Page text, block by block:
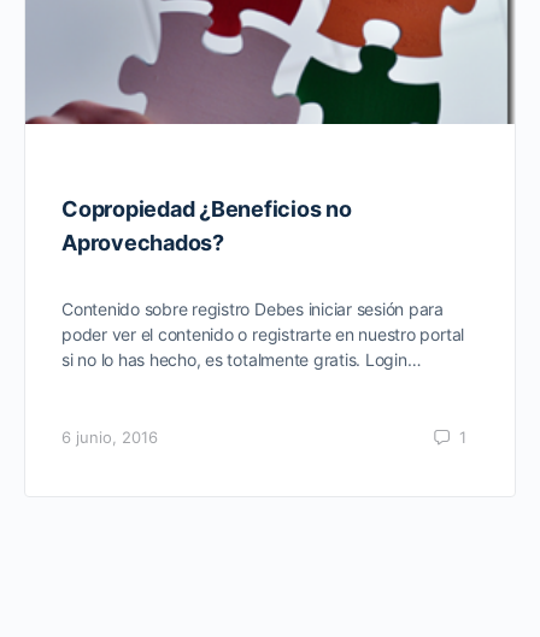
Copropiedad ¿Beneficios no
Aprovechados?
Contenido sobre registro Debes iniciar sesión para
poder ver el contenido o registrarte en nuestro portal
si no lo has hecho, es totalmente gratis. Login…
6 junio, 2016 1